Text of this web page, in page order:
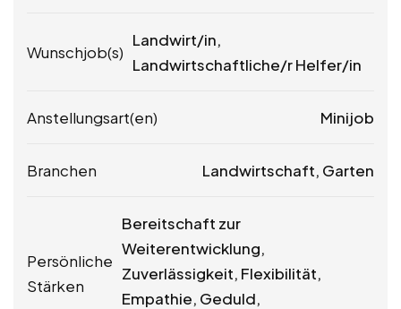
Wunschjob(s)
Landwirt/in,
Landwirtschaftliche/r Helfer/in
Anstellungsart(en) Minijob
Branchen Landwirtschaft, Garten
Persönliche
Stärken
Bereitschaft zur
Weiterentwicklung,
Zuverlässigkeit, Flexibilität,
Empathie, Geduld,